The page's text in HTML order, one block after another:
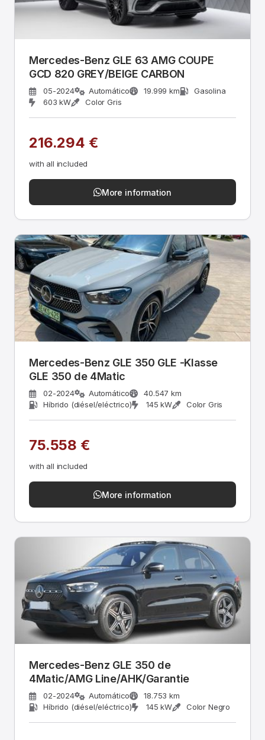
Mercedes-Benz GLE 63 AMG COUPE
GCD 820 GREY/BEIGE CARBON
05-2024 Automático 19.999 km
Gasolina
603 kW
Color Gris
216.294 €
with all included
More information
Mercedes-Benz GLE 350 GLE -Klasse
GLE 350 de 4Matic
02-2024 Automático
40.547 km
Híbrido (diésel/eléctrico)
145 kW Color Gris
75.558 €
with all included
More information
Mercedes-Benz GLE 350 de
4Matic/AMG Line/AHK/Garantie
02-2024 Automático
18.753 km
Híbrido (diésel/eléctrico)
145 kW Color Negro